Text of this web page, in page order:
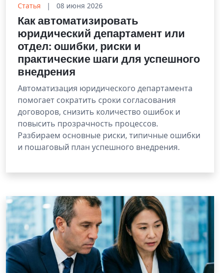
Статья | 08 июня 2026
Как автоматизировать
юридический департамент или
отдел: ошибки, риски и
практические шаги для успешного
внедрения
Автоматизация юридического департамента
помогает сократить сроки согласования
договоров, снизить количество ошибок и
повысить прозрачность процессов.
Разбираем основные риски, типичные ошибки
и пошаговый план успешного внедрения.